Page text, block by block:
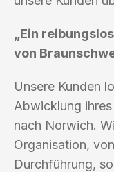
„Ein
von
Unsere Kunden
Abwicklung
nach Norwich.
Organisation,
Durchführung,